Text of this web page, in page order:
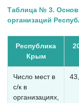
Таблица № 3.
организаций
Республика
Крым
Число мест в
с/к в
организациях,